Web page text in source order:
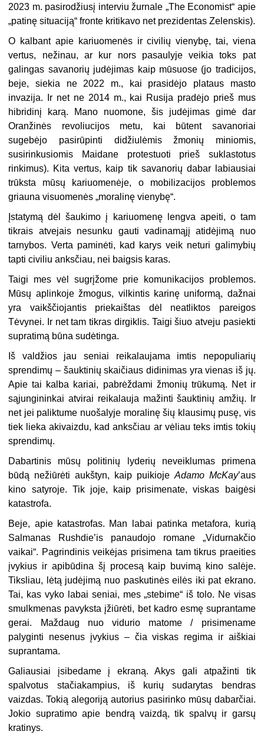
2023 m. pasirodžiusį interviu žurnale „The Economist“ apie
„patinę situaciją“ fronte kritikavo net prezidentas Zelenskis).
O kalbant apie kariuomenės ir civilių vienybę, tai, viena
vertus, nežinau, ar kur nors pasaulyje veikia toks pat
galingas savanorių judėjimas kaip mūsuose (jo tradicijos,
beje, siekia ne 2022 m., kai prasidėjo plataus masto
invazija. Ir net ne 2014 m., kai Rusija pradėjo prieš mus
hibridinį karą. Mano nuomone, šis judėjimas gimė dar
Oranžinės revoliucijos metu, kai būtent savanoriai
sugebėjo pasirūpinti didžiulėmis žmonių miniomis,
susirinkusiomis Maidane protestuoti prieš suklastotus
rinkimus). Kita vertus, kaip tik savanorių dabar labiausiai
trūksta mūsų kariuomenėje, o mobilizacijos problemos
griauna visuomenės „moralinę vienybę“.
Įstatymą dėl šaukimo į kariuomenę lengva apeiti, o tam
tikrais atvejais nesunku gauti vadinamąjį atidėjimą nuo
tarnybos. Verta paminėti, kad karys veik neturi galimybių
tapti civiliu anksčiau, nei baigsis karas.
Taigi mes vėl sugrįžome prie komunikacijos problemos.
Mūsų aplinkoje žmogus, vilkintis karinę uniformą, dažnai
yra vaikščiojantis priekaištas dėl neatliktos pareigos
Tėvynei. Ir net tam tikras dirgiklis. Taigi šiuo atveju pasiekti
supratimą būna sudėtinga.
Iš valdžios jau seniai reikalaujama imtis nepopuliarių
sprendimų – šauktinių skaičiaus didinimas yra vienas iš jų.
Apie tai kalba kariai, pabrėždami žmonių trūkumą. Net ir
sąjungininkai atvirai reikalauja mažinti šauktinių amžių. Ir
net jei paliktume nuošalyje moralinę šių klausimų pusę, vis
tiek lieka akivaizdu, kad anksčiau ar vėliau teks imtis tokių
sprendimų.
Dabartinis mūsų politinių lyderių neveiklumas primena
būdą nežiūrėti aukštyn, kaip puikioje Adamo McKay’aus
kino satyroje. Tik joje, kaip prisimenate, viskas baigėsi
katastrofa.
Beje, apie katastrofas. Man labai patinka metafora, kurią
Salmanas Rushdie’is panaudojo romane „Vidurnakčio
vaikai“. Pagrindinis veikėjas prisimena tam tikrus praeities
įvykius ir apibūdina šį procesą kaip buvimą kino salėje.
Tiksliau, lėtą judėjimą nuo paskutinės eilės iki pat ekrano.
Tai, kas vyko labai seniai, mes „stebime“ iš tolo. Ne visas
smulkmenas pavyksta įžiūrėti, bet kadro esmę suprantame
gerai. Maždaug nuo vidurio matome / prisimename
palyginti nesenus įvykius – čia viskas regima ir aiškiai
suprantama.
Galiausiai įsibedame į ekraną. Akys gali atpažinti tik
spalvotus stačiakampius, iš kurių sudarytas bendras
vaizdas. Tokią alegoriją autorius pasirinko mūsų dabarčiai.
Jokio supratimo apie bendrą vaizdą, tik spalvų ir garsų
kratinys.